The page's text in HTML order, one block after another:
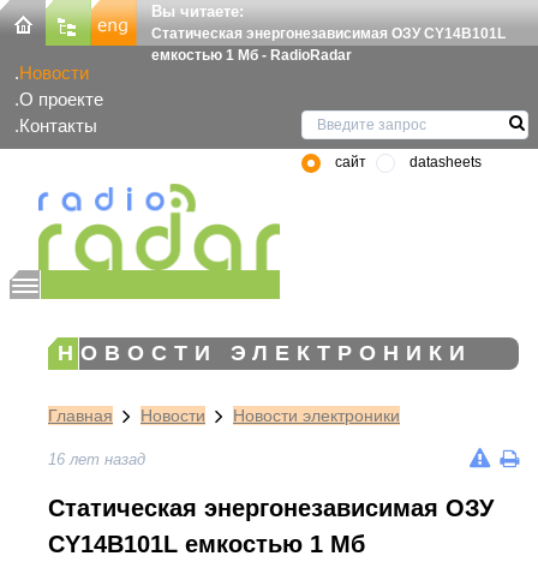
Вы читаете:
Статическая энергонезависимая ОЗУ CY14B101L
емкостью 1 Мб - RadioRadar
Новости
О проекте
Контакты
сайт datasheets
НОВОСТИ ЭЛЕКТРОНИКИ
Главная Новости Новости электроники
16 лет назад
Статическая энергонезависимая ОЗУ
CY14B101L емкостью 1 Мб